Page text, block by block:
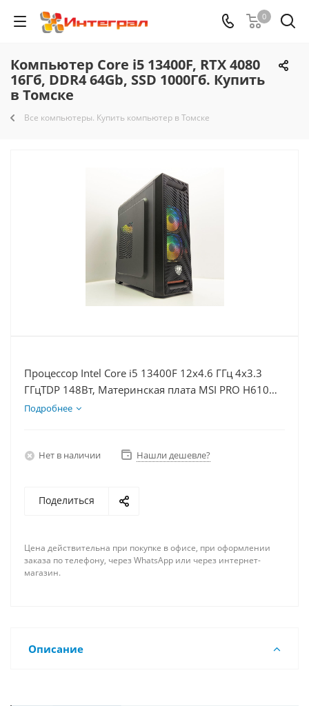
0
Компьютер Core i5 13400F, RTX 4080
16Гб, DDR4 64Gb, SSD 1000Гб. Купить
в Томске
Все компьютеры. Купить компьютер в Томске
Процессор Intel Core i5 13400F 12x4.6 ГГц 4x3.3
ГГцTDP 148Вт, Материнская плата MSI PRO H610M-
E, Видеокарта RTX 4080 16Гб, Память DDR4 64Gb,
Подробнее
Нет в наличии Нашли дешевле?
Поделиться
Цена действительна при покупке в офисе, при оформлении
заказа по телефону, через WhatsApp или через интернет-
магазин.
Описание